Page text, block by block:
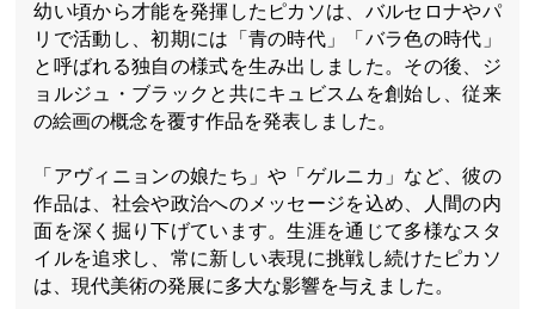
幼い頃から才能を発揮したピカソは、バルセロナやパ
リで活動し、初期には「青の時代」「バラ色の時代」
と呼ばれる独自の様式を生み出しました。その後、ジ
ョルジュ・ブラックと共にキュビスムを創始し、従来
の絵画の概念を覆す作品を発表しました。
「アヴィニョンの娘たち」や「ゲルニカ」など、彼の
作品は、社会や政治へのメッセージを込め、人間の内
面を深く掘り下げています。生涯を通じて多様なスタ
イルを追求し、常に新しい表現に挑戦し続けたピカソ
は、現代美術の発展に多大な影響を与えました。